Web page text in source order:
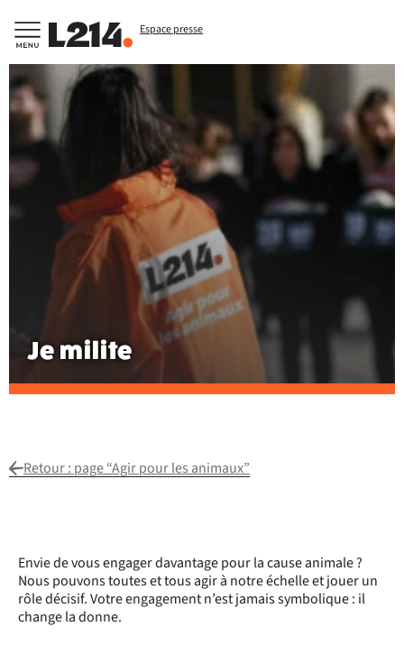
Espace presse
Je milite
Retour : page “Agir pour les animaux”
Envie de vous engager davantage pour la cause animale ?
Nous pouvons toutes et tous agir à notre échelle et jouer un
rôle décisif. Votre engagement n’est jamais symbolique : il
change la donne.